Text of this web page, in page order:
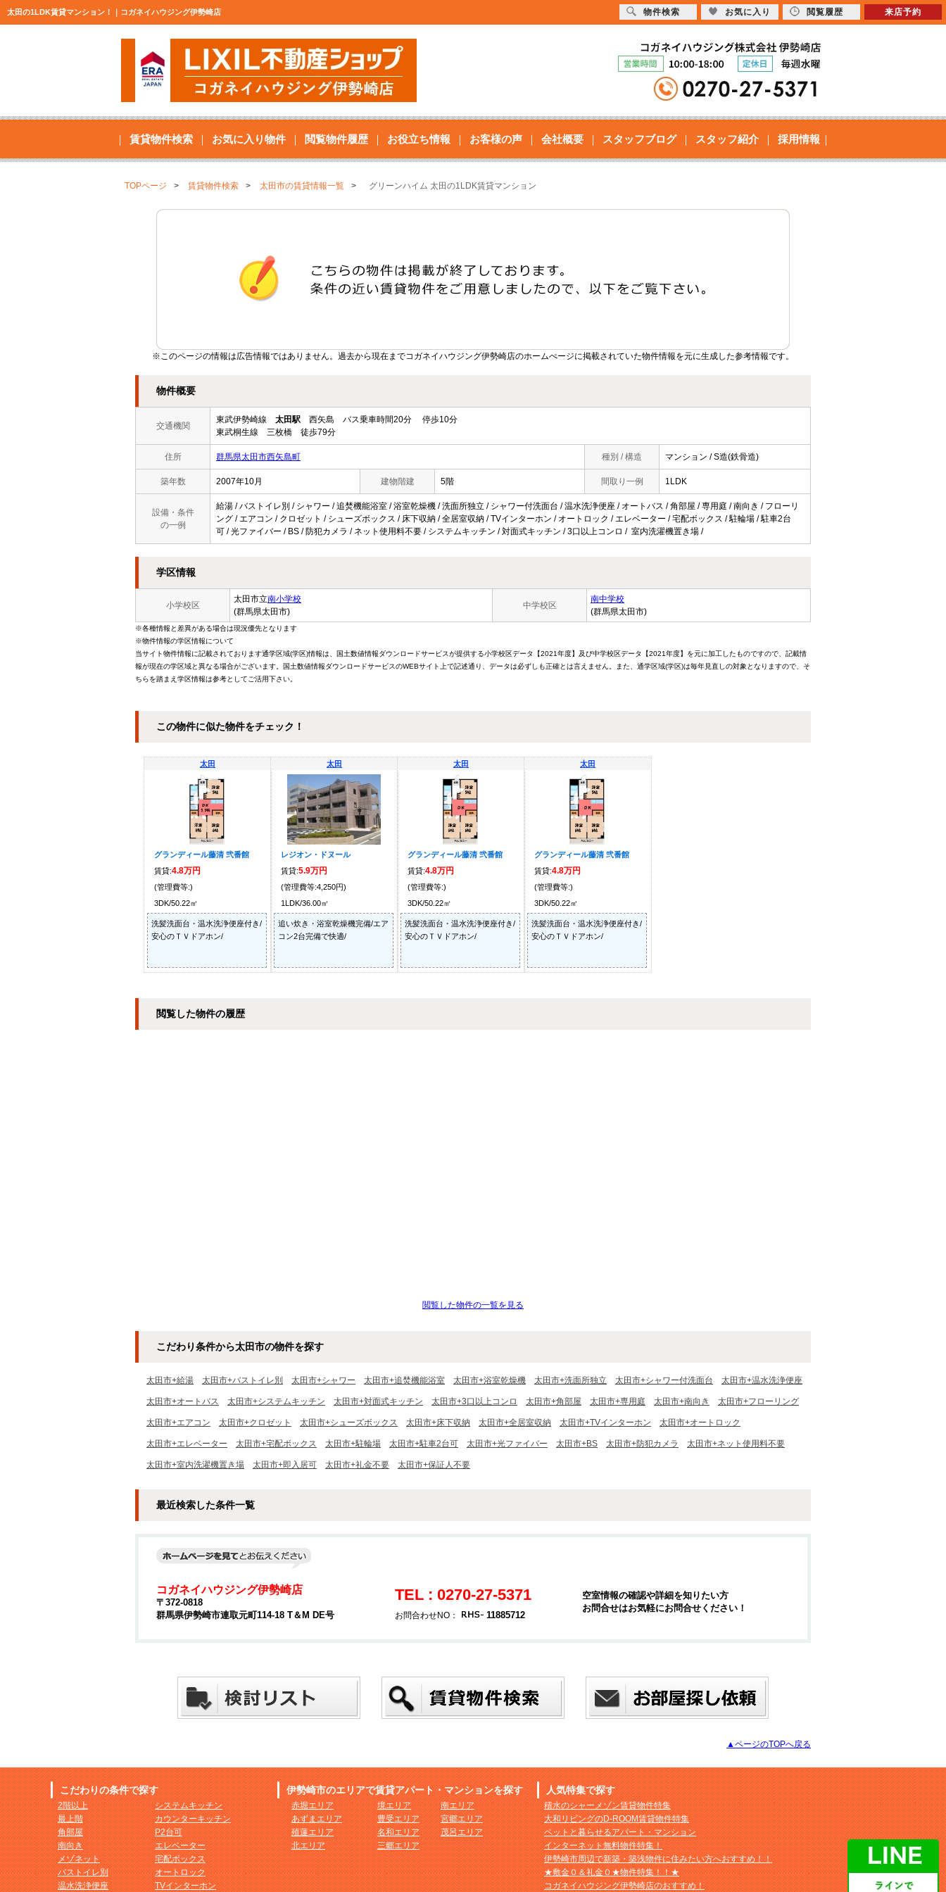
太田の1LDK賃貸マンション！｜コガネイハウジング伊勢崎店
賃貸物件検索 お気に入り物件 閲覧物件履歴 お役立ち情報 お客様の声 会社概要 スタッフブログ スタッフ紹介 採用情報
TOPページ 賃貸物件検索 太田市の賃貸情報一覧 グリーンハイム 太田の1LDK賃貸マンション
※このページの情報は広告情報ではありません。過去から現在までコガネイハウジング伊勢崎店のホームぺージに掲載されていた物件情報を元に生成した参考情報です。
物件概要
交通機関
東武伊勢崎線 太田駅 西矢島 バス乗車時間20分 停歩10分
東武桐生線 三枚橋 徒歩79分
住所 群馬県太田市西矢島町 種別 / 構造 マンション / S造(鉄骨造)
築年数 2007年10月 建物階建 5階 間取り一例 1LDK
設備・条件
の一例
給湯 / バストイレ別 / シャワー / 追焚機能浴室 / 浴室乾燥機 / 洗面所独立 / シャワー付洗面台 / 温水洗浄便座 / オートバス / 角部屋 / 専用庭 / 南向き / フローリ
ング / エアコン / クロゼット / シューズボックス / 床下収納 / 全居室収納 / TVインターホン / オートロック / エレベーター / 宅配ボックス / 駐輪場 / 駐車2台
可 / 光ファイバー / BS / 防犯カメラ / ネット使用料不要 / システムキッチン / 対面式キッチン / 3口以上コンロ / 室内洗濯機置き場 /
学区情報
小学校区
太田市立南小学校
(群馬県太田市)
中学校区
南中学校
(群馬県太田市)
※各種情報と差異がある場合は現況優先となります
※物件情報の学区情報について
当サイト物件情報に記載されております通学区域(学区)情報は、国土数値情報ダウンロードサービスが提供する小学校区データ【2021年度】及び中学校区データ【2021年度】を元に加工したものですので、記載情
報が現在の学区域と異なる場合がございます。国土数値情報ダウンロードサービスのWEBサイト上で記述通り、データは必ずしも正確とは言えません。また、通学区域(学区)は毎年見直しの対象となりますので、そ
ちらを踏まえ学区情報は参考としてご活用下さい。
この物件に似た物件をチェック！
太田
グランディール藤清 弐番館
賃貸:4.8万円
(管理費等:)
3DK/50.22㎡
洗髪洗面台・温水洗浄便座付き/
安心のＴＶドアホン/
太田
レジオン・ドヌール
賃貸:5.9万円
(管理費等:4,250円)
1LDK/36.00㎡
追い炊き・浴室乾燥機完備/エア
コン2台完備で快適/
太田
グランディール藤清 弐番館
賃貸:4.8万円
(管理費等:)
3DK/50.22㎡
洗髪洗面台・温水洗浄便座付き/
安心のＴＶドアホン/
太田
グランディール藤清 弐番館
賃貸:4.8万円
(管理費等:)
3DK/50.22㎡
洗髪洗面台・温水洗浄便座付き/
安心のＴＶドアホン/
閲覧した物件の履歴
閲覧した物件の一覧を見る
こだわり条件から太田市の物件を探す
太田市+給湯 太田市+バストイレ別 太田市+シャワー 太田市+追焚機能浴室 太田市+浴室乾燥機 太田市+洗面所独立 太田市+シャワー付洗面台 太田市+温水洗浄便座
太田市+オートバス 太田市+システムキッチン 太田市+対面式キッチン 太田市+3口以上コンロ 太田市+角部屋 太田市+専用庭 太田市+南向き 太田市+フローリング
太田市+エアコン 太田市+クロゼット 太田市+シューズボックス 太田市+床下収納 太田市+全居室収納 太田市+TVインターホン 太田市+オートロック
太田市+エレベーター 太田市+宅配ボックス 太田市+駐輪場 太田市+駐車2台可 太田市+光ファイバー 太田市+BS 太田市+防犯カメラ 太田市+ネット使用料不要
太田市+室内洗濯機置き場 太田市+即入居可 太田市+礼金不要 太田市+保証人不要
最近検索した条件一覧
コガネイハウジング伊勢崎店
〒372-0818
群馬県伊勢崎市連取元町114-18 T＆M DE号
TEL : 0270-27-5371
お問合わせNO： 11885712
空室情報の確認や詳細を知りたい方
お問合せはお気軽にお問合せください！
▲ページのTOPへ戻る
こだわりの条件で探す
2階以上
最上階
角部屋
南向き
メゾネット
バストイレ別
温水洗浄便座
システムキッチン
カウンターキッチン
P2台可
エレベーター
宅配ボックス
オートロック
TVインターホン
伊勢崎市のエリアで賃貸アパート・マンションを探す
赤堀エリア
あずまエリア
殖蓮エリア
北エリア
境エリア
豊受エリア
名和エリア
三郷エリア
南エリア
宮郷エリア
茂呂エリア
人気特集で探す
積水のシャーメゾン賃貸物件特集
大和リビングのD-ROOM賃貸物件特集
ペットと暮らせるアパート・マンション
インターネット無料物件特集！
伊勢崎市周辺で新築・築浅物件に住みたい方へおすすめ！！
★敷金０＆礼金０★物件特集！！★
コガネイハウジング伊勢崎店のおすすめ！
物件検索 お気に入り 閲覧履歴 来店予約